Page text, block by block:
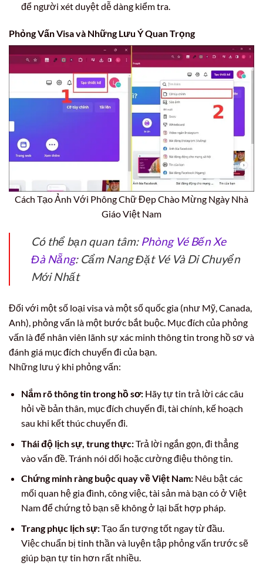
để người xét duyệt dễ dàng kiểm tra.
Phỏng Vấn Visa và Những Lưu Ý Quan Trọng
Cách Tạo Ảnh Với Phông Chữ Đẹp Chào Mừng Ngày Nhà
Giáo Việt Nam
Có thể bạn quan tâm: Phòng Vé Bến Xe
Đà Nẵng: Cẩm Nang Đặt Vé Và Di Chuyển
Mới Nhất
Đối với một số loại visa và một số quốc gia (như Mỹ, Canada,
Anh), phỏng vấn là một bước bắt buộc. Mục đích của phỏng
vấn là để nhân viên lãnh sự xác minh thông tin trong hồ sơ và
đánh giá mục đích chuyến đi của bạn.
Những lưu ý khi phỏng vấn:
Nắm rõ thông tin trong hồ sơ:Hãy tự tin trả lời các câu
hỏi về bản thân, mục đích chuyến đi, tài chính, kế hoạch
sau khi kết thúc chuyến đi.
Thái độ lịch sự, trung thực:Trả lời ngắn gọn, đi thẳng
vào vấn đề. Tránh nói dối hoặc cường điệu thông tin.
Chứng minh ràng buộc quay về Việt Nam:Nêu bật các
mối quan hệ gia đình, công việc, tài sản mà bạn có ở Việt
Nam để chứng tỏ bạn sẽ không ở lại bất hợp pháp.
Trang phục lịch sự:Tạo ấn tượng tốt ngay từ đầu.
Việc chuẩn bị tinh thần và luyện tập phỏng vấn trước sẽ
giúp bạn tự tin hơn rất nhiều.